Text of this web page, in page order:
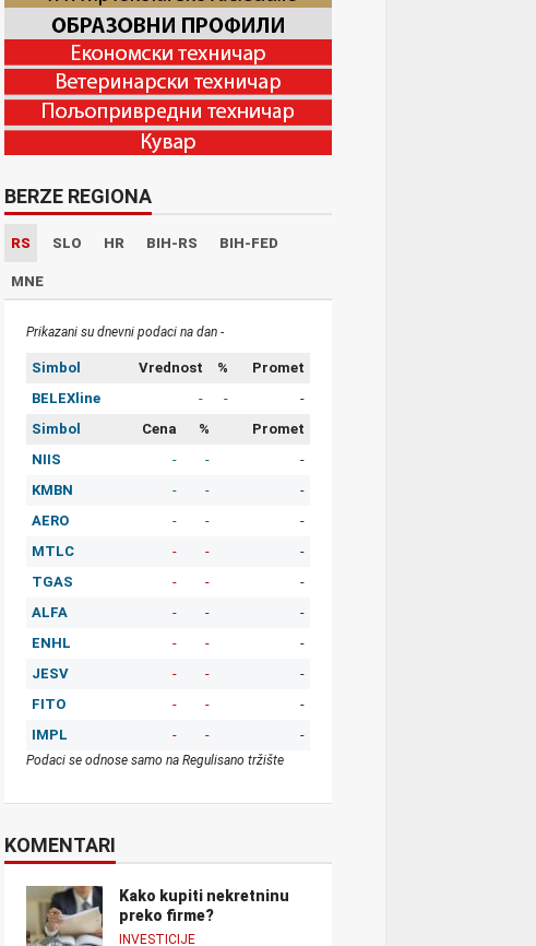
BERZE REGIONA
RS SLO HR BIH-RS BIH-FED
MNE
Prikazani su dnevni podaci na dan -
Simbol Vrednost %
Promet
BELEXline
- -
-
Simbol
Cena %
Promet
NIIS
- -
-
KMBN
- -
-
AERO
- -
-
MTLC
- -
-
TGAS
- -
-
ALFA
- -
-
ENHL
- -
-
JESV
- -
-
FITO
- -
-
IMPL
- - -
Podaci se odnose samo na Regulisano tržište
KOMENTARI
Kako kupiti nekretninu
preko firme?
INVESTICIJE